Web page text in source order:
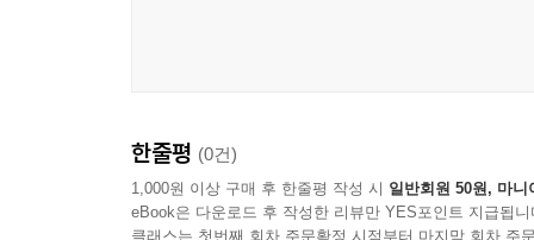
한줄평 (0건)
1,000원 이상 구매 후 한줄평 작성 시 일반회원 50원, 마니
eBook은 다운로드 후 작성한 리뷰만 YES포인트 지급됩니
클래스는 첫번째 회차 주문확정 시점부터 마지막 회차 주